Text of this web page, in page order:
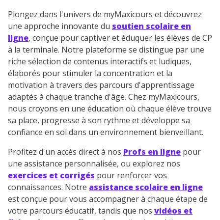
Plongez dans l'univers de myMaxicours et découvrez
une approche innovante du soutien scolaire en
ligne, conçue pour captiver et éduquer les élèves de CP
à la terminale. Notre plateforme se distingue par une
riche sélection de contenus interactifs et ludiques,
élaborés pour stimuler la concentration et la
motivation à travers des parcours d'apprentissage
adaptés à chaque tranche d'âge. Chez myMaxicours,
nous croyons en une éducation où chaque élève trouve
sa place, progresse à son rythme et développe sa
confiance en soi dans un environnement bienveillant.
Profitez d'un accès direct à nos Profs en ligne pour
une assistance personnalisée, ou explorez nos
exercices et corrigés pour renforcer vos
connaissances. Notre assistance scolaire en ligne
est conçue pour vous accompagner à chaque étape de
votre parcours éducatif, tandis que nos vidéos et
personnelles et pour exercer vos droits, vous pouvez
consulternotre charte.